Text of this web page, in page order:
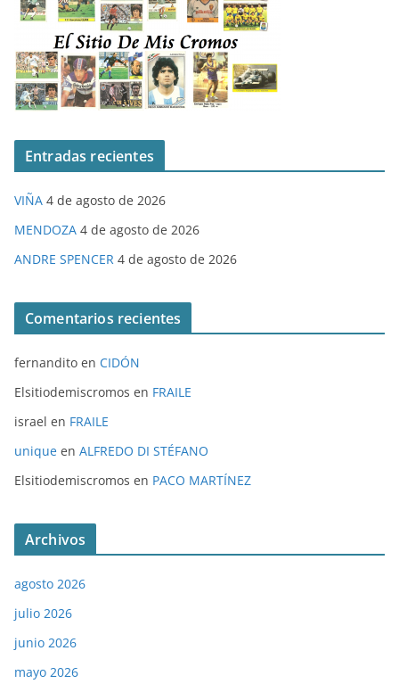
Entradas recientes
VIÑA 4 de agosto de 2026
MENDOZA 4 de agosto de 2026
ANDRE SPENCER 4 de agosto de 2026
Comentarios recientes
fernandito en CIDÓN
Elsitiodemiscromos en FRAILE
israel en FRAILE
unique en ALFREDO DI STÉFANO
Elsitiodemiscromos en PACO MARTÍNEZ
Archivos
agosto 2026
julio 2026
junio 2026
mayo 2026